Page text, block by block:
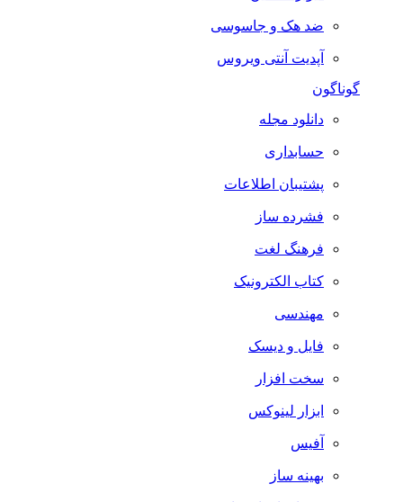
ضد هک و جاسوسی
آپدیت آنتی ویروس
گوناگون
دانلود مجله
حسابداری
پشتیبان اطلاعات
فشرده ساز
فرهنگ لغت
کتاب الکترونیک
مهندسی
فایل و دیسک
سخت افزار
ابزار لینوکس
آفیس
بهینه ساز